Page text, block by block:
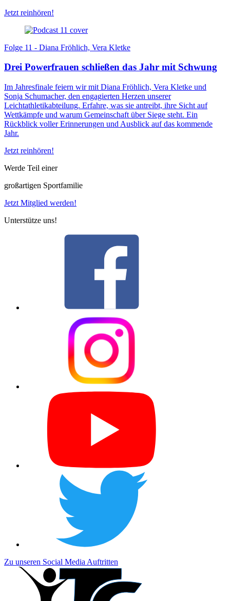
Jetzt reinhören!
Folge 11 - Diana Fröhlich, Vera Kletke
Drei Powerfrauen schließen das Jahr mit Schwung
Im Jahresfinale feiern wir mit Diana Fröhlich, Vera Kletke und
Sonja Schumacher, den engagierten Herzen unserer
Leichtathletikabteilung. Erfahre, was sie antreibt, ihre Sicht auf
Wettkämpfe und warum Gemeinschaft über Siege steht. Ein
Rückblick voller Erinnerungen und Ausblick auf das kommende
Jahr.
Jetzt reinhören!
Werde Teil einer
großartigen Sportfamilie
Jetzt Mitglied werden!
Unterstütze uns!
Zu unseren Social Media Auftritten